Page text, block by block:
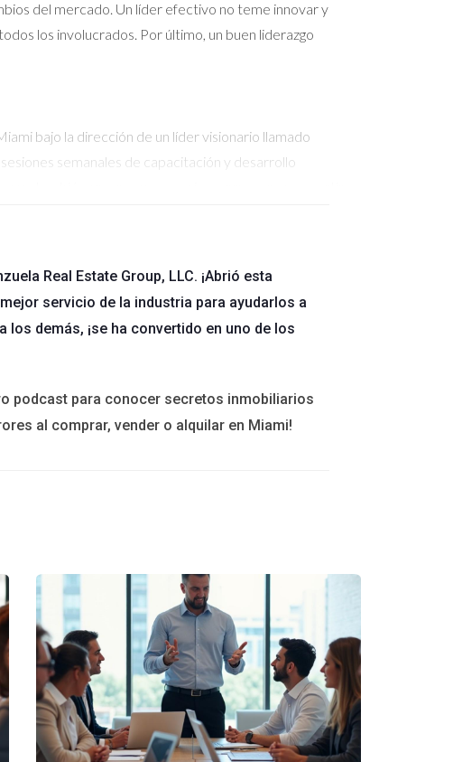
del mercado. Un líder efectivo no teme innovar y
los involucrados. Por último, un buen liderazgo
bajo la dirección de un líder visionario llamado
semanales de capacitación y desarrollo
golpeó, muchos en su industria se sintieron
propiedades virtualmente y organizó seminarios
sus ventas durante tiempos difíciles, sino que
cómo un líder con propósito puede guiar a
allá del beneficio económico puede ser
busques crecimiento personal o desees contribuir a
siempre buscar líderes que fomenten la
para dar el siguiente paso en tu carrera inmobiliaria o
Valenzuela. Su experiencia y dedicación pueden
Real Estate Group, LLC. ¡Abrió esta
servicio de la industria para ayudarlos a
demás, ¡se ha convertido en uno de los
podcast para conocer secretos inmobiliarios
al comprar, vender o alquilar en Miami!